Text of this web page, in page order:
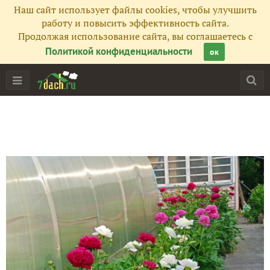
Наш сайт использует файлы cookies, чтобы улучшить
работу и повысить эффективность сайта.
Продолжая использование сайта, вы соглашаетесь с
Политикой конфиденциальности
ок
Все публикации 757
534
Сейчас обсуждают